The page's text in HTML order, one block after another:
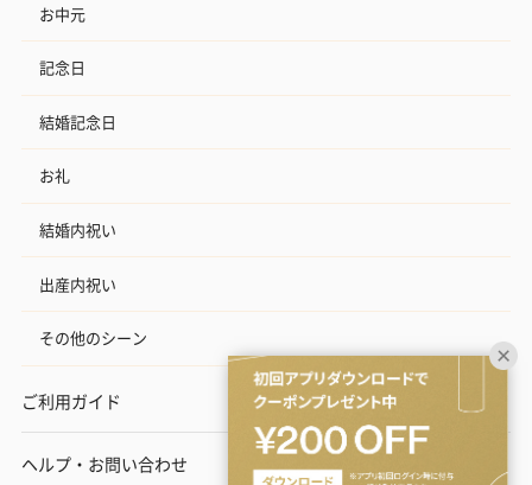
お中元
記念日
結婚記念日
お礼
結婚内祝い
出産内祝い
その他のシーン
ご利用ガイド
ヘルプ・お問い合わせ